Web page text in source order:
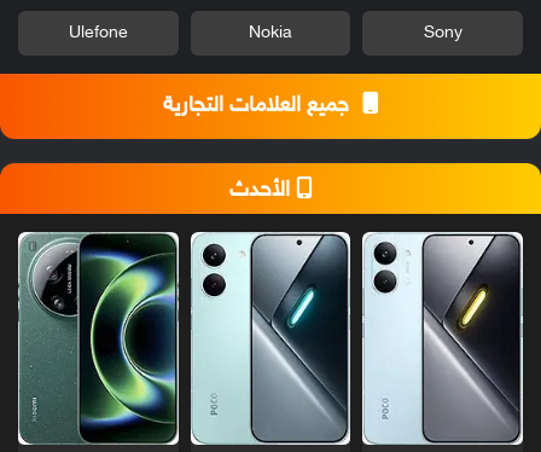
Sony
Nokia
Ulefone
جميع العلامات التجارية
الأحدث